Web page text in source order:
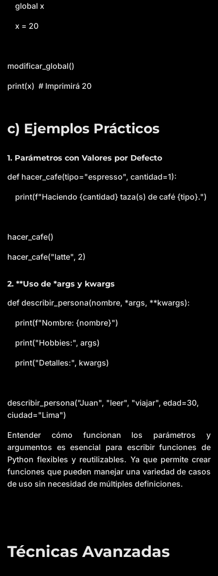
global x
x = 20
modificar_global()
print(x) # Imprimirá 20
c) Ejemplos Prácticos
1. Parámetros con Valores por Defecto
def hacer_cafe(tipo="espresso", cantidad=1):
print(f"Haciendo {cantidad} taza(s) de café {tipo}.")
hacer_cafe()
hacer_cafe("latte", 2)
2. **Uso de *args y kwargs
def describir_persona(nombre, *args, **kwargs):
print(f"Nombre: {nombre}")
print("Hobbies:", args)
print("Detalles:", kwargs)
describir_persona("Juan", "leer", "viajar", edad=30,
ciudad="Lima")
Entender cómo funcionan los parámetros y
argumentos es esencial para escribir funciones de
Python flexibles y reutilizables. Ya que permite crear
funciones que pueden manejar una variedad de casos
de uso sin necesidad de múltiples definiciones.
Técnicas Avanzadas